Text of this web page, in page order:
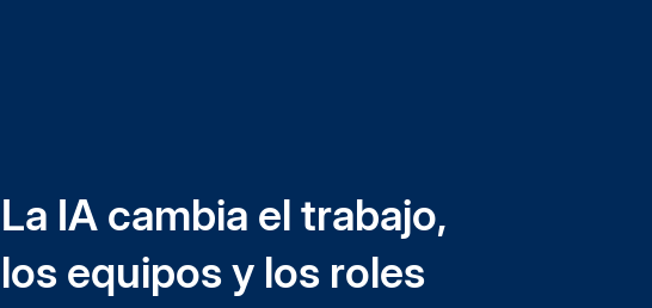
La IA cambia el trabajo,
los equipos y los roles